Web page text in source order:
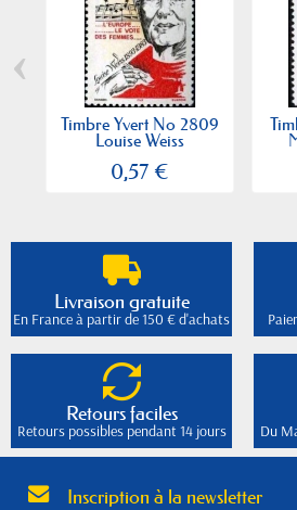
Timbre Yvert No 2809
Louise Weiss
0,57 €
‹
Livraison gratuite
En France à partir de 150 € d'achats
Retours faciles
Retours possibles pendant 14 jours Du
Inscription à la newsletter